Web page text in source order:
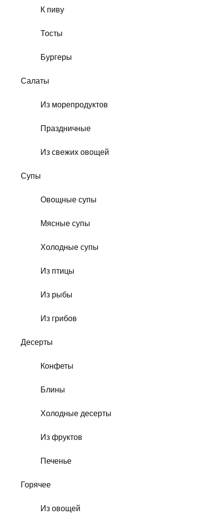
К пиву
Тосты
Бургеры
Салаты
Из морепродуктов
Праздничные
Из свежих овощей
Супы
Овощные супы
Мясные супы
Холодные супы
Из птицы
Из рыбы
Из грибов
Десерты
Конфеты
Блины
Холодные десерты
Из фруктов
Печенье
Горячее
Из овощей